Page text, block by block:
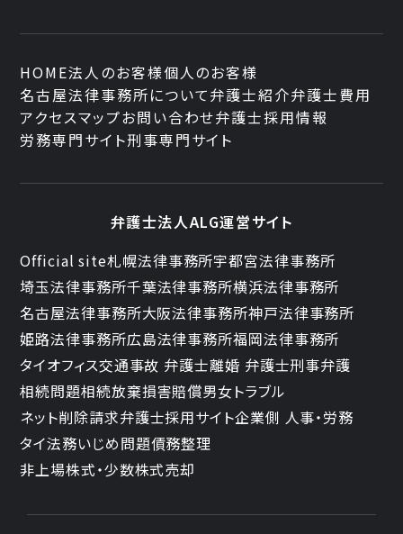
HOME法人のお客様個人のお客様
名古屋法律事務所について弁護士紹介弁護士費用
アクセスマップお問い合わせ弁護士採用情報
労務専門サイト刑事専門サイト
弁護士法人ALG運営サイト
Official site札幌法律事務所宇都宮法律事務所
埼玉法律事務所千葉法律事務所横浜法律事務所
名古屋法律事務所大阪法律事務所神戸法律事務所
姫路法律事務所広島法律事務所福岡法律事務所
タイオフィス交通事故 弁護士離婚 弁護士刑事弁護
相続問題相続放棄損害賠償男女トラブル
ネット削除請求弁護士採用サイト企業側 人事・労務
タイ法務いじめ問題債務整理
非上場株式・少数株式売却